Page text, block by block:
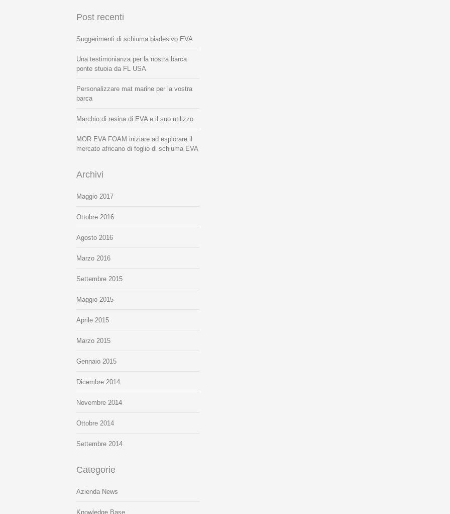
Post recenti
Suggerimenti di schiuma biadesivo EVA
Una testimonianza per la nostra barca
ponte stuoia da FL USA
Personalizzare mat marine per la vostra
barca
Marchio di resina di EVA e il suo utilizzo
MOR EVA FOAM iniziare ad esplorare il
mercato africano di foglio di schiuma EVA
Archivi
Maggio 2017
Ottobre 2016
Agosto 2016
Marzo 2016
Settembre 2015
Maggio 2015
Aprile 2015
Marzo 2015
Gennaio 2015
Dicembre 2014
Novembre 2014
Ottobre 2014
Settembre 2014
Categorie
Azienda News
Knowledge Base